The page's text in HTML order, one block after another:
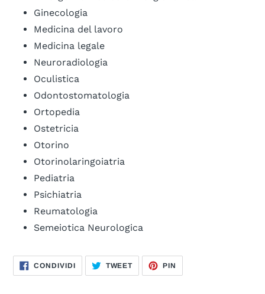
Ginecologia
Medicina del lavoro
Medicina legale
Neuroradiologia
Oculistica
Odontostomatologia
Ortopedia
Ostetricia
Otorino
Otorinolaringoiatria
Pediatria
Psichiatria
Reumatologia
Semeiotica Neurologica
CONDIVIDICONDIVIDI
SU
FACEBOOK
TWEETTWITTA
TWITTER
PIN
PINTEREST